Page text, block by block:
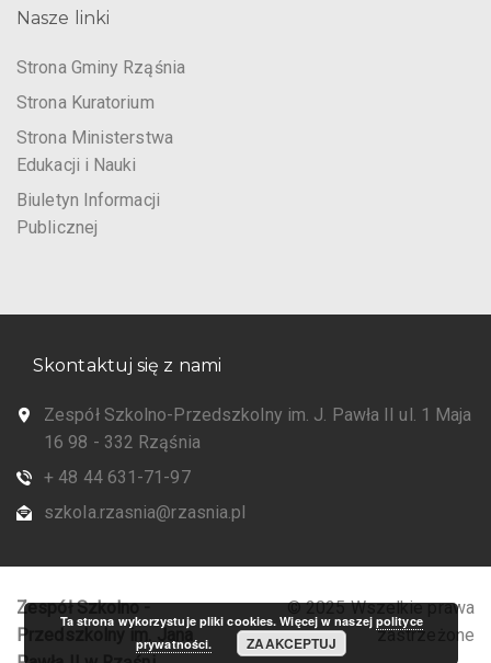
Nasze linki
Strona Gminy Rząśnia
Strona Kuratorium
Strona Ministerstwa
Edukacji i Nauki
Biuletyn Informacji
Publicznej
Skontaktuj się z nami
Zespół Szkolno-Przedszkolny im. J. Pawła II ul. 1 Maja
16 98 - 332 Rząśnia
+ 48 44 631-71-97
szkola.rzasnia@rzasnia.pl
Zespół Szkolno -
Przedszkolny im. Jana
© 2025 Wszelkie prawa
zastrzeżone
Ta strona wykorzystuje pliki cookies. Więcej w naszej polityce
prywatności.
ZAAKCEPTUJ